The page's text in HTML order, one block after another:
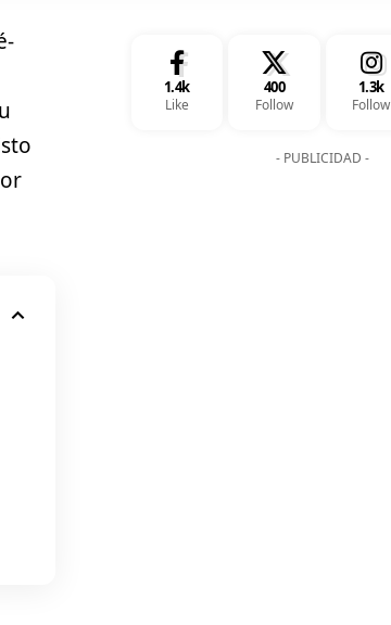
1.4k
Like
400
Follow
1.3k
Follow
- PUBLICIDAD -